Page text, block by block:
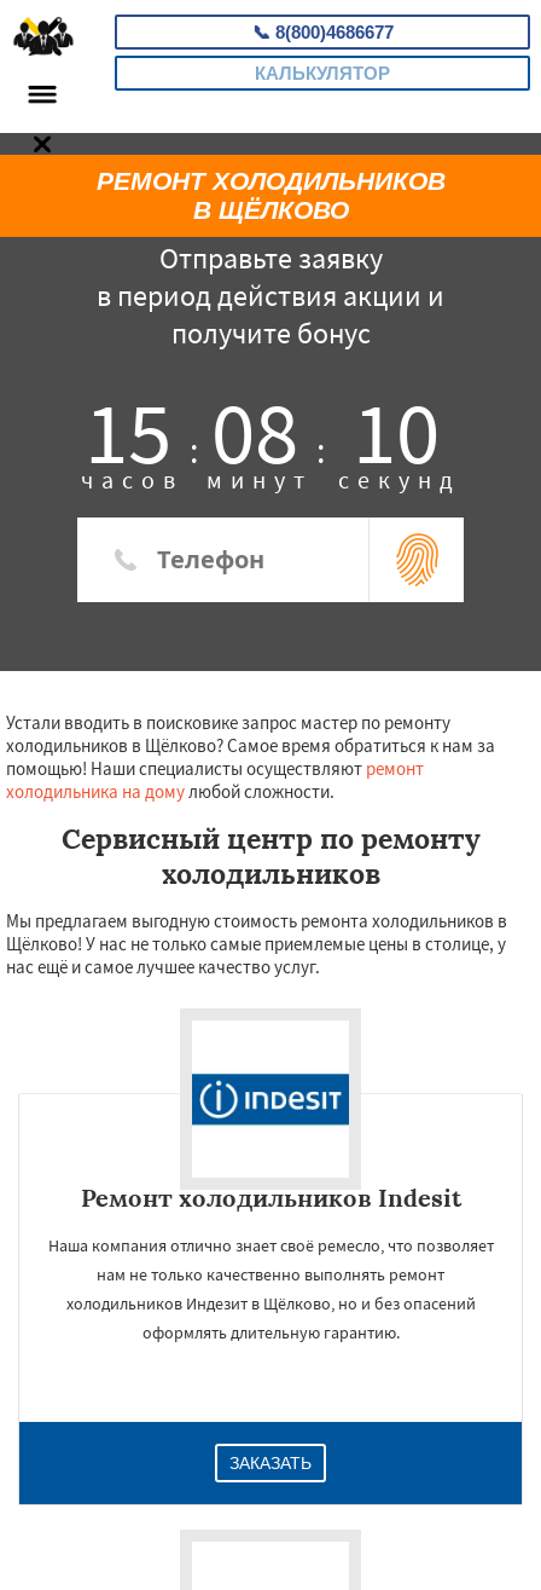
📞 8(800)4686677
КАЛЬКУЛЯТОР
Отправьте заявку
в период действия акции и
получите бонус
15 :
часов 08 :
минут 09
секунд
РЕМОНТ ХОЛОДИЛЬНИКОВ
В ЩЁЛКОВО
Устали вводить в поисковике запрос мастер по ремонту
холодильников в Щёлково? Самое время обратиться к нам за
помощью! Наши специалисты осуществляют ремонт
холодильника на домулюбой сложности.
Сервисный центр по ремонту
холодильников
Мы предлагаем выгодную стоимость ремонта холодильников в
Щёлково! У нас не только самые приемлемые цены в столице, у
нас ещё и самое лучшее качество услуг.
Ремонт холодильников Indesit
Наша компания отлично знает своё ремесло, что позволяет
нам не только качественно выполнять ремонт
холодильников Индезит в Щёлково, но и без опасений
оформлять длительную гарантию.
ЗАКАЗАТЬ